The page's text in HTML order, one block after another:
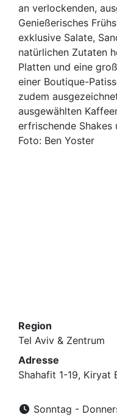
an verlockenden,
Genießerisches
exklusive Salate,
natürlichen Zutaten
Platten und eine
einer Boutique-
zudem
ausgewählten
erfrischende Shakes
Foto: Ben Yoster
Region
Tel Aviv & Zentrum
Adresse
Shahafit 1-19, Kiryat
Sonntag -